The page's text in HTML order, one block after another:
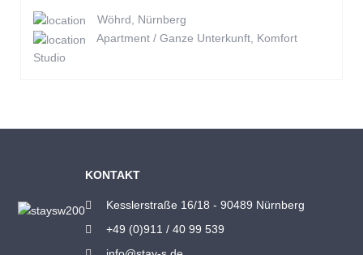
Wöhrd, Nürnberg
Apartment / Ganze Unterkunft, Komfort
Studio
KONTAKT
Kesslerstraße 16/18 - 90489 Nürnberg
+49 (0)911 / 40 99 539